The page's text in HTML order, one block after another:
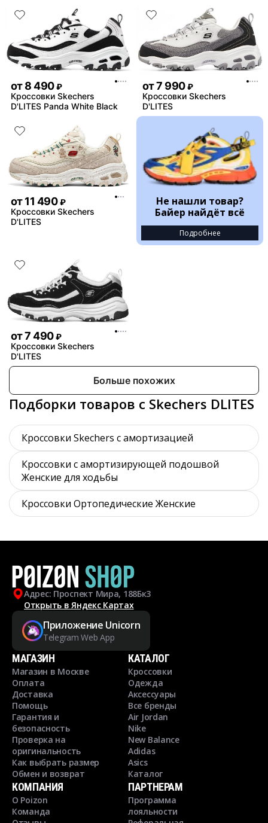
от8 490 ₽
Кроссовки Skechers
D'LITES Panda White Black
от7 990 ₽
Кроссовки Skechers
D'LITES
от11 490 ₽
Кроссовки Skechers
D'LITES
Не нашли товар?
Байер найдёт всё
Подробнее
от7 490 ₽
Кроссовки Skechers
D'LITES
Больше похожих
Подборки товаров с Skechers DLITES
Кроссовки Skechers с амортизацией
Кроссовки с амортизирующей подошвой
Женские для ходьбы
Кроссовки Ортопедические Женские
Адрес: Проспект Мира, 188Бк3
Открыть в Яндекс Картах
Приложение Unicorn
Telegram Web App
МАГАЗИН
Магазин в Москве
Оплата
Доставка
Помощь
Гарантия и
безопасность
Проверка на
оригинальность
Как выбрать размер
Обмен и возврат
КАТАЛОГ
Кроссовки
Одежда
Аксессуары
Все бренды
Air Jordan
Nike
New Balance
Adidas
Asics
Каталог
КОМПАНИЯ
О Poizon
Команда
ПАРТНЕРАМ
Программа
лояльности